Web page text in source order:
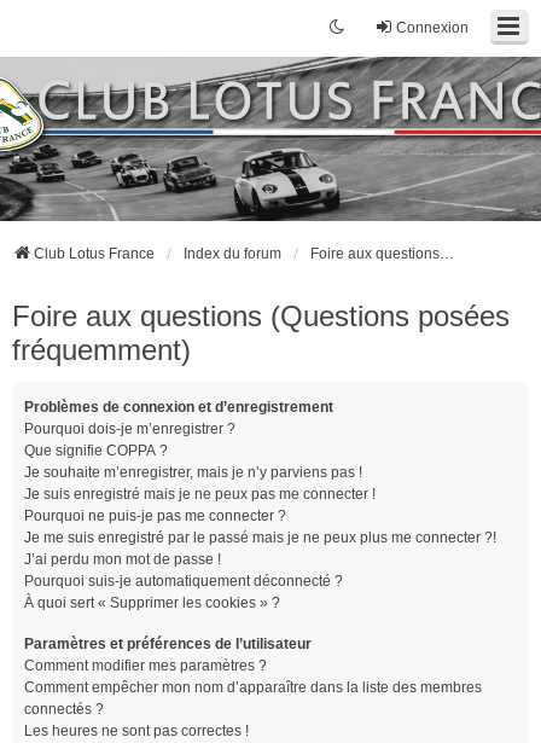
Connexion
Club Lotus France Index du forum Foire aux questions (Questions posées fréquemment)
Foire aux questions (Questions posées
fréquemment)
Problèmes de connexion et d’enregistrement
Pourquoi dois-je m’enregistrer ?
Que signifie COPPA ?
Je souhaite m’enregistrer, mais je n’y parviens pas !
Je suis enregistré mais je ne peux pas me connecter !
Pourquoi ne puis-je pas me connecter ?
Je me suis enregistré par le passé mais je ne peux plus me connecter ?!
J’ai perdu mon mot de passe !
Pourquoi suis-je automatiquement déconnecté ?
À quoi sert « Supprimer les cookies » ?
Paramètres et préférences de l’utilisateur
Comment modifier mes paramètres ?
Comment empêcher mon nom d’apparaître dans la liste des membres
connectés ?
Les heures ne sont pas correctes !